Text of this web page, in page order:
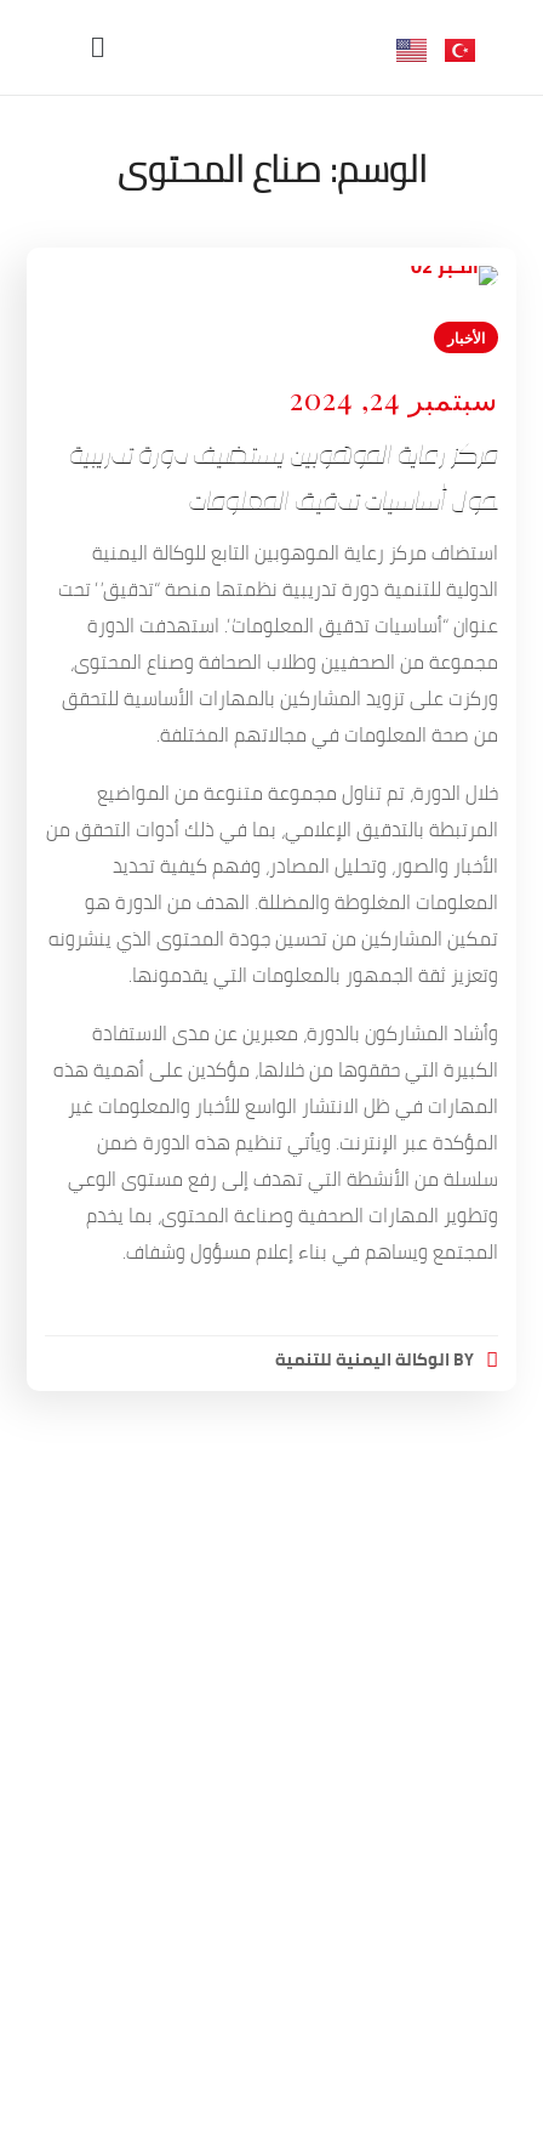
الوسم:صناع المحتوى
الأخبار
سبتمبر 24, 2024
مركز رعاية الموهوبين يستضيف دورة تدريبية
حول أساسيات تدقيق المعلومات
استضاف مركز رعاية الموهوبين التابع للوكالة اليمنية
الدولية للتنمية دورة تدريبية نظمتها منصة “تدقيق” تحت
عنوان “أساسيات تدقيق المعلومات”. استهدفت الدورة
مجموعة من الصحفيين وطلاب الصحافة وصناع المحتوى،
وركزت على تزويد المشاركين بالمهارات الأساسية للتحقق
من صحة المعلومات في مجالاتهم المختلفة.
خلال الدورة، تم تناول مجموعة متنوعة من المواضيع
المرتبطة بالتدقيق الإعلامي، بما في ذلك أدوات التحقق من
الأخبار والصور، وتحليل المصادر، وفهم كيفية تحديد
المعلومات المغلوطة والمضللة. الهدف من الدورة هو
تمكين المشاركين من تحسين جودة المحتوى الذي ينشرونه
وتعزيز ثقة الجمهور بالمعلومات التي يقدمونها.
وأشاد المشاركون بالدورة، معبرين عن مدى الاستفادة
الكبيرة التي حققوها من خلالها، مؤكدين على أهمية هذه
المهارات في ظل الانتشار الواسع للأخبار والمعلومات غير
المؤكدة عبر الإنترنت. ويأتي تنظيم هذه الدورة ضمن
سلسلة من الأنشطة التي تهدف إلى رفع مستوى الوعي
وتطوير المهارات الصحفية وصناعة المحتوى، بما يخدم
المجتمع ويساهم في بناء إعلام مسؤول وشفاف.
BYالوكالة اليمنية للتنمية